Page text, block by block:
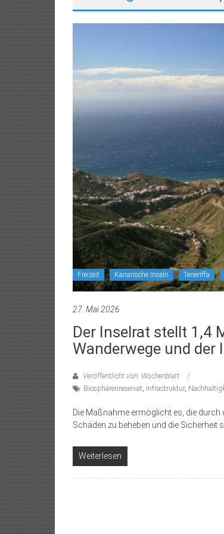
Freizeit Kanarische Inseln Teneriffa
27. Mai 2026
Der Inselrat stellt 1,4
Wanderwege und
Veröffentlicht von: Wochenblatt
Biosphärenreservat Infrastruktur,
Die Maßnahme ermöglicht es, die
Schäden zu beheben und die Sicherheit
Weiterlesen